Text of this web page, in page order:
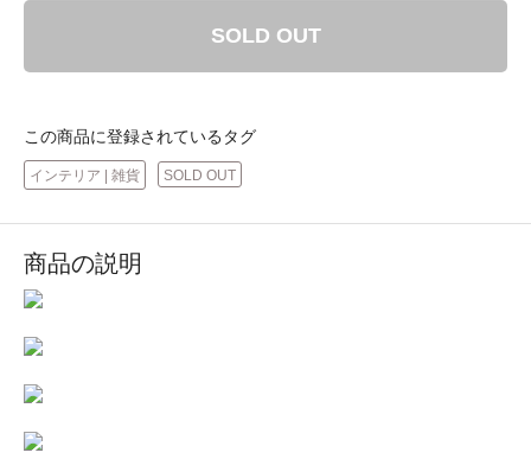
SOLD OUT
この商品に登録されているタグ
インテリア | 雑貨 SOLD OUT
商品の説明